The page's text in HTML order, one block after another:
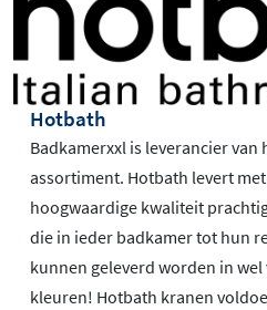
Hotbath
Badkamerxxl is leverancier van
assortiment. Hotbath levert
hoogwaardige kwaliteit
die in ieder badkamer tot hun
kunnen geleverd worden in
kleuren! Hotbath kranen